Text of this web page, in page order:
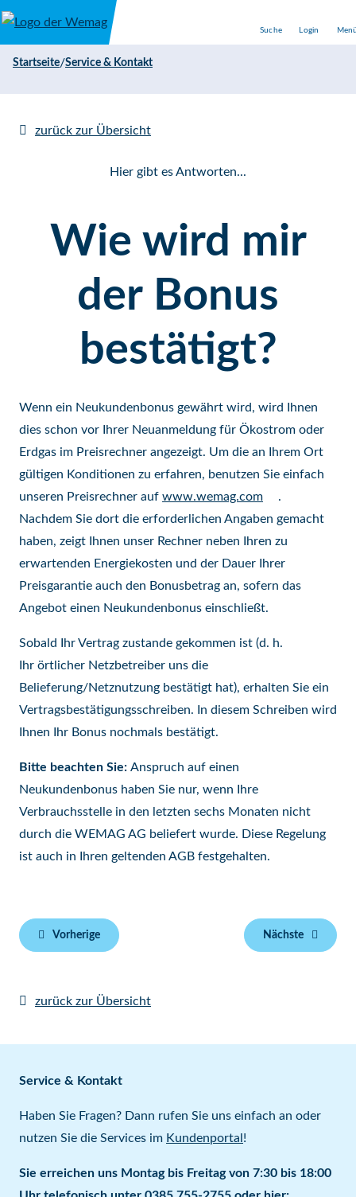
Direkt zum Inhalt
Suche Login
Startseite/Service & Kontakt
zurück zur Übersicht
Hier gibt es Antworten...
Wie wird mir
der Bonus
bestätigt?
Wenn ein Neukundenbonus gewährt wird, wird Ihnen
dies schon vor Ihrer Neuanmeldung für Ökostrom oder
Erdgas im Preisrechner angezeigt. Um die an Ihrem Ort
gültigen Konditionen zu erfahren, benutzen Sie einfach
unseren Preisrechner auf www.wemag.com
.
Nachdem Sie dort die erforderlichen Angaben gemacht
haben, zeigt Ihnen unser Rechner neben Ihren zu
erwartenden Energiekosten und der Dauer Ihrer
Preisgarantie auch den Bonusbetrag an, sofern das
Angebot einen Neukundenbonus einschließt.
Sobald Ihr Vertrag zustande gekommen ist (d. h.
Ihr örtlicher Netzbetreiber uns die
Belieferung/Netznutzung bestätigt hat), erhalten Sie ein
Vertragsbestätigungsschreiben. In diesem Schreiben wird
Ihnen Ihr Bonus nochmals bestätigt.
Bitte beachten Sie: Anspruch auf einen
Neukundenbonus haben Sie nur, wenn Ihre
Verbrauchsstelle in den letzten sechs Monaten nicht
durch die WEMAG AG beliefert wurde. Diese Regelung
ist auch in Ihren geltenden AGB festgehalten.
Vorherige Nächste
zurück zur Übersicht
Service & Kontakt
Haben Sie Fragen? Dann rufen Sie uns einfach an oder
nutzen Sie die Services im Kundenportal !
Sie erreichen uns Montag bis Freitag von 7:30 bis 18:00